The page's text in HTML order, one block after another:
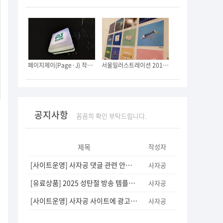
1
페이지제이(Page·J) 작은 사무실을 오픈했습니다. (긴글 주의) 서울일러스트레이션 2019에 다녀왔어요.
공지사항 꼼꼼히 확인 부탁드립니다.
제목 작성자
[사이트운영] 사자공 댓글 관련 안내 드립니다. (3)
사자공
[유료상품] 2025 성탄절 방송 템플릿을 판매합니다. 사자공
[사이트운영] 사자공 사이트에 광고영역이 추가되었습니다. 사자공